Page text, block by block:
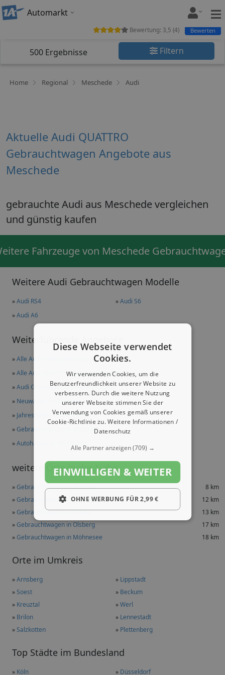
Automarkt
500 Ergebnisse Filtern
Home Regional Meschede Audi
Weitere Audi Gebrauchtwagen Modelle
»Audi RS4 »Audi S6
»Audi A6
Weiterführende Angebote
»Alle Audi Gebrauchtwagen
»Alle Audi QUATTRO Gebrauchtwagen
»Audi Gebrauchtwagen in Meschede
» Neuwagen in Meschede
» Jahreswagen in Meschede
»Gebrauchtwagen in Meschede
»Autohäuser in Meschede
weitere Orte in der Nähe
»Gebrauchtwagen in Bestwig
8 km
»Gebrauchtwagen in Warstein
12 km
»Gebrauchtwagen in Eslohe
13 km
»Gebrauchtwagen in Olsberg
17 km
»Gebrauchtwagen in Möhnesee 18 km
Orte im Umkreis
»Arnsberg » Lippstadt
»Soest » Beckum
» Kreuztal »Werl
» Brilon » Lennestadt
»Salzkotten » Plettenberg
Top Städte im Bundesland
» Köln » Düsseldorf
Bewertung: 3,5 (4) Bewerten
Aktuelle Audi QUATTRO
Gebrauchtwagen Angebote aus
Meschede
gebrauchte Audi aus Meschede vergleichen
und günstig kaufen
Fahrzeuge von Meschede
Diese Webseite verwendet
Cookies.
Wir verwenden Cookies, um die
Benutzerfreundlichkeit unserer Website zu
verbessern. Durch die weitere Nutzung
unserer Webseite stimmen Sie der
Verwendung von Cookies gemäß unserer
Cookie-Richtlinie zu.Weitere Informationen /
Datenschutz
Alle Partner anzeigen(709) →
EINWILLIGEN & WEITER
OHNE WERBUNG FÜR 2,99 €